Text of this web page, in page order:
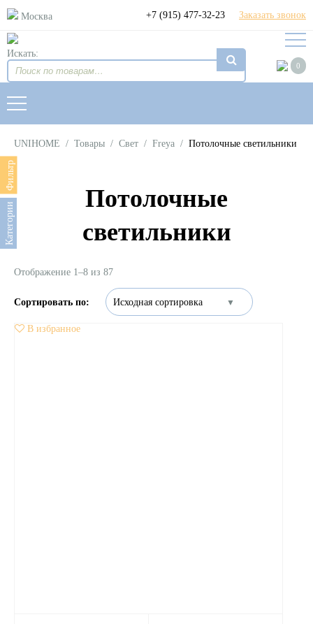
Москва +7 (915) 477-32-23 Заказать звонок
Искать:
0
UNIHOME / Товары / Свет / Freya / Потолочные светильники
Фильтр
Категории
Потолочные
светильники
Отображение 1–8 из 87
В избранное